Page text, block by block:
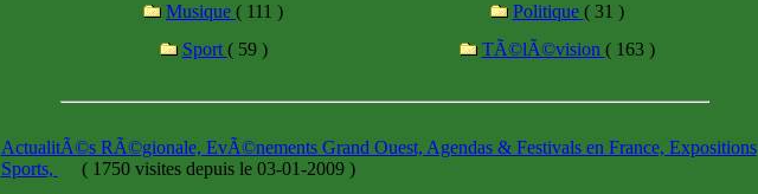
Musique ( 111 ) Politique ( 31 )
Sport ( 59 ) TÃ©lÃ©vision ( 163 )
ActualitÃ©s RÃ©gionale, EvÃ©nements Grand Ouest, Agendas & Festivals en France, Expositions
Sports,
(1750 visites depuis le 03-01-2009 )